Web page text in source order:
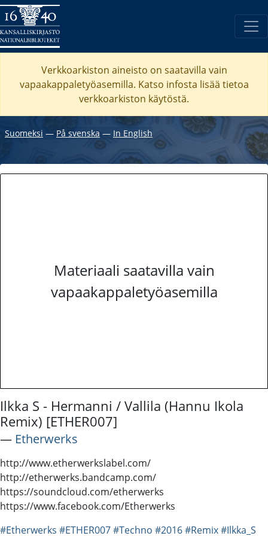
Verkkoarkiston aineisto on saatavilla vain
vapaakappaletyöasemilla. Katso infosta lisää tietoa
verkkoarkiston käytöstä.
Suomeksi ― På svenska ― In English
Materiaali saatavilla vain
vapaakappaletyöasemilla
Ilkka S - Hermanni / Vallila (Hannu Ikola
Remix) [ETHER007]
― Etherwerks
http://www.etherwerkslabel.com/
http://etherwerks.bandcamp.com/
https://soundcloud.com/etherwerks
https://www.facebook.com/Etherwerks
#Etherwerks #ETHER007#Techno #2016#Remix#Ilkka_S